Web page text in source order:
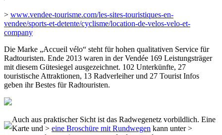
> www.vendee-tourisme.com/les-sites-touristiques-en-
vendee/sports-et-detente/cyclisme/location-de-velos-velo-et-
company
Die Marke „Accueil vélo“ steht für hohen qualitativen Service für
Radtouristen. Ende 2013 waren in der Vendée 169 Leistungsträger
mit diesem Gütesiegel ausgezeichnet. 102 Unterkünfte, 27
touristische Attraktionen, 13 Radverleiher und 27 Tourist Infos
geben ihr Bestes für Radtouristen.
Auch aus praktischer Sicht ist das Radwegenetz vorbildlich. Eine
Karte und > eine Broschüre mit Rundwegen kann unter >